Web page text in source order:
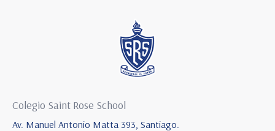
Colegio Saint Rose School
Av. Manuel Antonio Matta 393, Santiago.